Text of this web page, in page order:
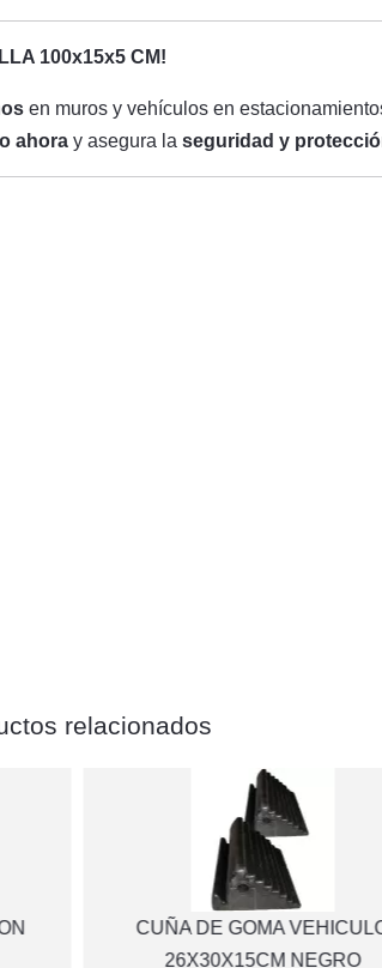
100x15x5 CM!
en muros y vehículos en
ahora y asegura la seguridad y
relacionados
CUÑA DE GOMA
26X30X15CM NEGRO